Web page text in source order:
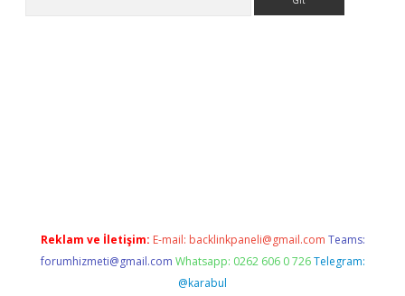
Reklam ve İletişim: E-mail: backlinkpaneli@gmail.com Teams:
forumhizmeti@gmail.com Whatsapp: 0262 606 0 726 Telegram:
@karabul